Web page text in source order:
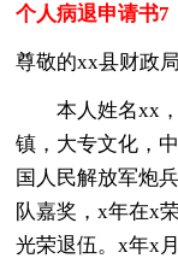
个人病退申请书7
尊敬的xx县财政
本人姓名xx，
镇，大专文化，
国人民解放军炮
队嘉奖，x年在x
光荣退伍。x年x